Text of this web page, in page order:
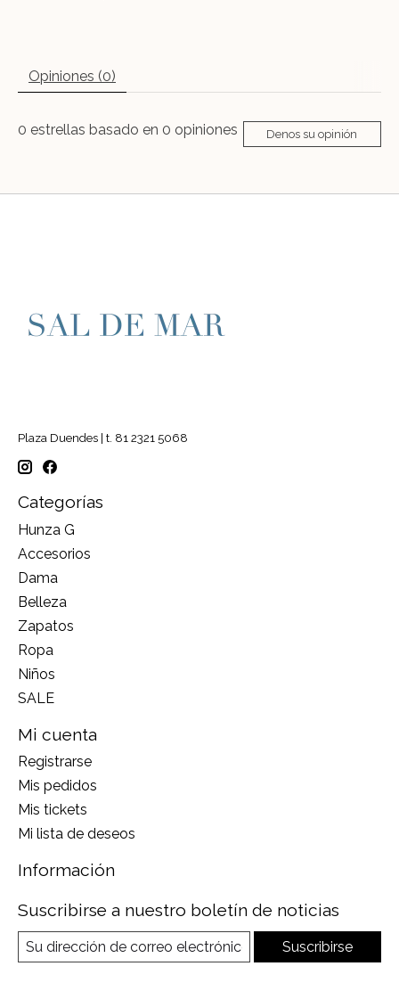
Opiniones (0)
0 estrellas basado en 0 opiniones Denos su opinión
Plaza Duendes | t. 81 2321 5068
Categorías
Hunza G
Accesorios
Dama
Belleza
Zapatos
Ropa
Niños
SALE
Mi cuenta
Registrarse
Mis pedidos
Mis tickets
Mi lista de deseos
Información
Suscribirse a nuestro boletín de noticias
Suscribirse